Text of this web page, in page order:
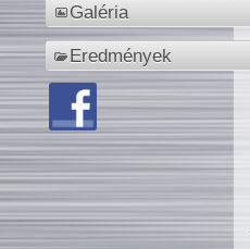
Galéria
Eredmények